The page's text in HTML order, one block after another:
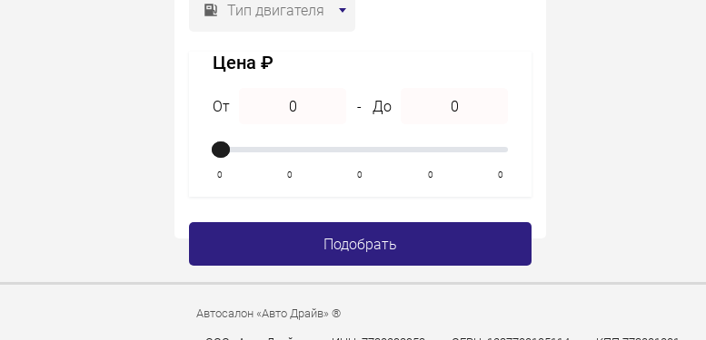
Тип двигателя
Цена ₽
От - До
0 0 0 0 0
Подобрать
Автосалон «Авто Драйв» ®